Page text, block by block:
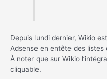
Depuis lundi dernier, Wikio
Adsense en entête des listes
À noter que sur Wikio
cliquable.